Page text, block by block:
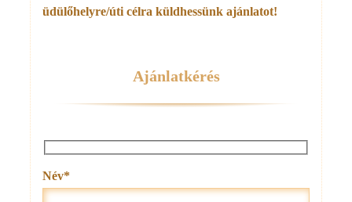
üdülőhelyre/úti célra küldhessünk ajánlatot!
Ajánlatkérés
Név*